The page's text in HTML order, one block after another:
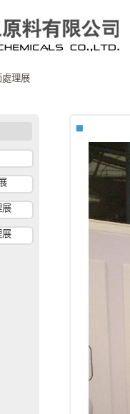
處理展
展
展